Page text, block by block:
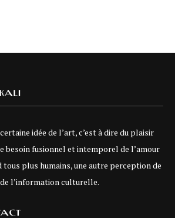
idée de l’art, c’est à dire du plaisir
besoin fusionnel et intemporel de l’amour
tous plus humains, une autre perception de
l’information culturelle.